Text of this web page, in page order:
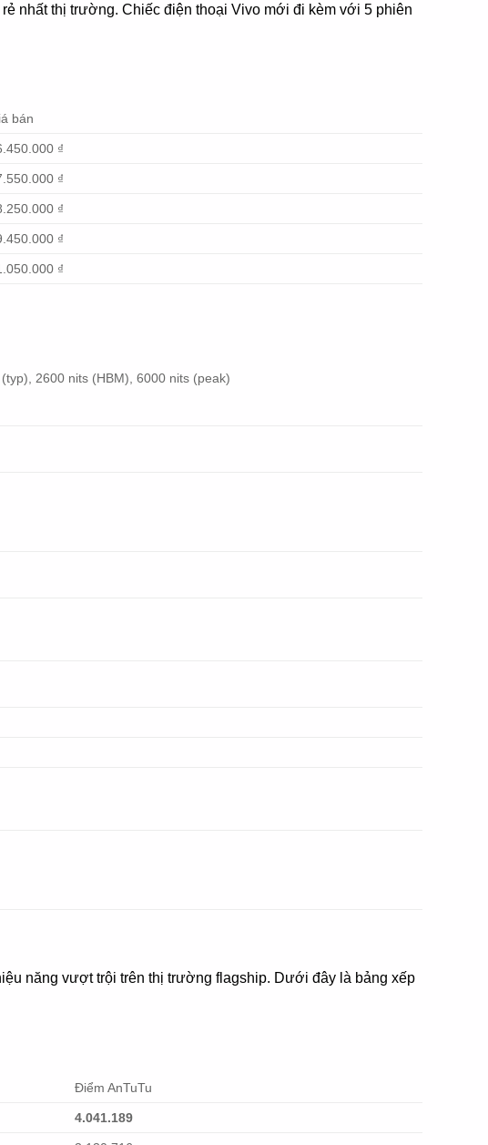
nhất thị trường. Chiếc điện thoại Vivo mới đi kèm với 5 phiên
bán
₫
₫
₫
₫
₫
2600 nits (HBM), 6000 nits (peak)
năng vượt trội trên thị trường flagship. Dưới đây là bảng xếp
Điểm AnTuTu
4.041.189